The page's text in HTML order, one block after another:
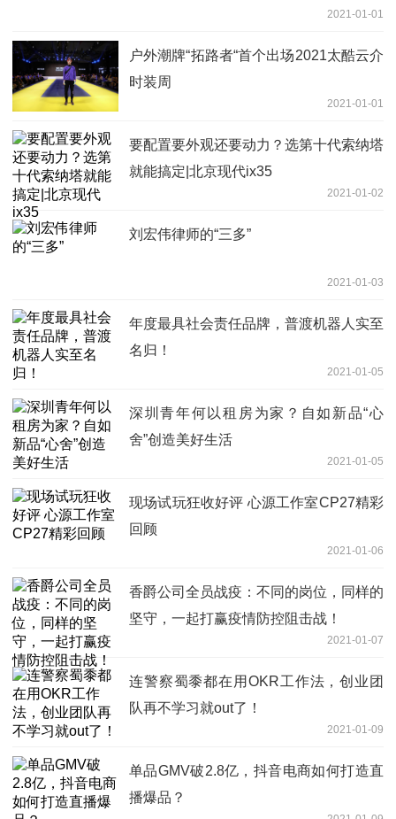
2021-01-01
户外潮牌“拓路者“首个出场2021太酷云介
时装周
2021-01-01
要配置要外观还要动力？选第十代索纳塔
就能搞定|北京现代ix35
2021-01-02
刘宏伟律师的“三多”
2021-01-03
年度最具社会责任品牌，普渡机器人实至
名归！
2021-01-05
深圳青年何以租房为家？自如新品“心
舍”创造美好生活
2021-01-05
现场试玩狂收好评 心源工作室CP27精彩
回顾
2021-01-06
香爵公司全员战疫：不同的岗位，同样的
坚守，一起打赢疫情防控阻击战！
2021-01-07
连警察蜀黍都在用OKR工作法，创业团
队再不学习就out了！
2021-01-09
单品GMV破2.8亿，抖音电商如何打造直
播爆品？